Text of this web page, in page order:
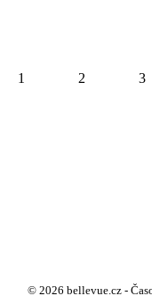
1 2 3
© 2026 bellevue.cz -